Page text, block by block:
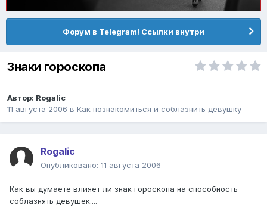
Форум в Telegram! Ссылки внутри
Знаки гороскопа
Автор: Rogalic
11 августа 2006 в Как познакомиться и соблазнить девушку
Rogalic
Опубликовано: 11 августа 2006
Как вы думаете влияет ли знак гороскопа на способность
соблазнять девушек....